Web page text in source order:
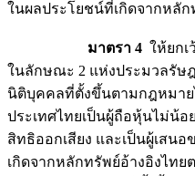
ในผลประโยชน์ที่เกิดจากหลัก
มาตรา 4 ให้ยก
ในลักษณะ 2 แห่งประมวลรัษ
นิติบุคคลที่ตั้งขึ้นตามกฎหมา
ประเทศไทยเป็นผู้ถือหุ้นไม่น้
สิทธิออกเสียง และเป็นผู้เสน
เกิดจากหลักทรัพย์อ้างอิงไท